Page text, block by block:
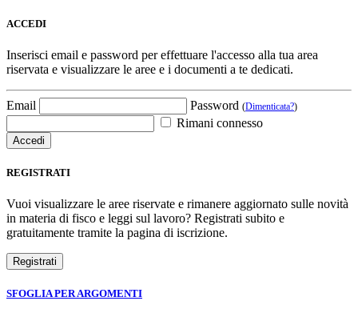
ACCEDI
Inserisci email e password per effettuare l'accesso alla tua area
riservata e visualizzare le aree e i documenti a te dedicati.
Email Password (Dimenticata?)
Rimani connesso
REGISTRATI
Vuoi visualizzare le aree riservate e rimanere aggiornato sulle novità
in materia di fisco e leggi sul lavoro? Registrati subito e
gratuitamente tramite la pagina di iscrizione.
SFOGLIA PER ARGOMENTI